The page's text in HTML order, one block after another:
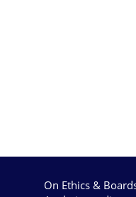
On Ethics &